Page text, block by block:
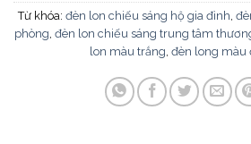
Từ khóa: đèn lon chiếu sáng hộ gia đình
phòng đèn lon chiếu sáng trung tâm
lon màu trắng đèn long màu